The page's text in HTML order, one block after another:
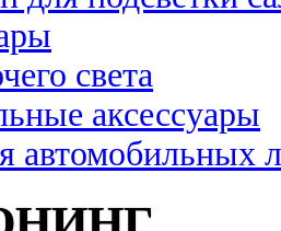
света
аксессуары
автомобильных